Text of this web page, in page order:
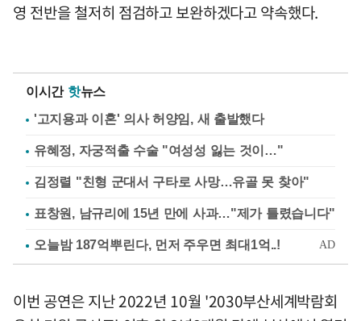
영 전반을 철저히 점검하고 보완하겠다고 약속했다.
이시간 핫뉴스
'고지용과 이혼' 의사 허양임, 새 출발했다
유혜정, 자궁적출 수술 "여성성 잃는 것이…"
김정렬 "친형 군대서 구타로 사망…유골 못 찾아"
표창원, 남규리에 15년 만에 사과…"제가 틀렸습니다"
이번 공연은 지난 2022년 10월 '2030부산세계박람회